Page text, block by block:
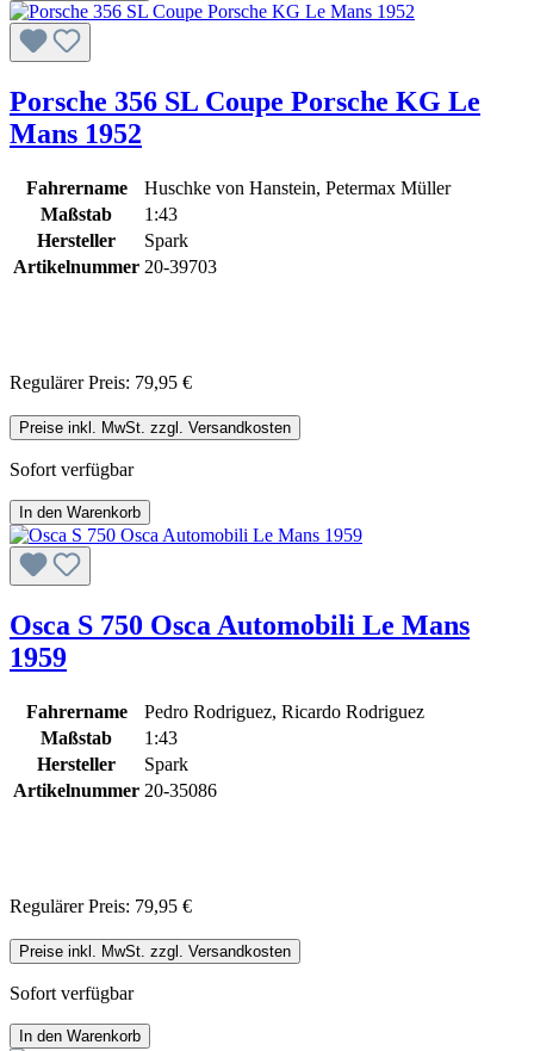
Porsche 356 SL Coupe Porsche KG Le
Mans 1952
Fahrername
Huschke von Hanstein, Petermax Müller
Maßstab
1:43
Hersteller
Spark
Artikelnummer 20-39703
Regulärer Preis: 79,95 €
Preise inkl. MwSt. zzgl. Versandkosten
Sofort verfügbar
In den Warenkorb
Osca S 750 Osca Automobili Le Mans
1959
Fahrername
Pedro Rodriguez, Ricardo Rodriguez
Maßstab
1:43
Hersteller
Spark
Artikelnummer 20-35086
Regulärer Preis: 79,95 €
Preise inkl. MwSt. zzgl. Versandkosten
Sofort verfügbar
In den Warenkorb